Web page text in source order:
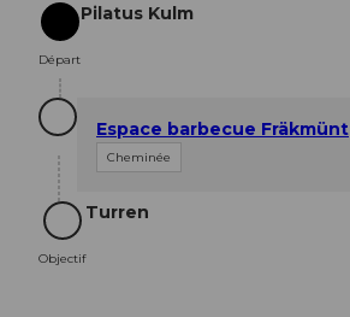
Départ
Départ
Pilatus Kulm
Espace barbecue Fräkmünt
Cheminée
Objectif
Objectif
Turren